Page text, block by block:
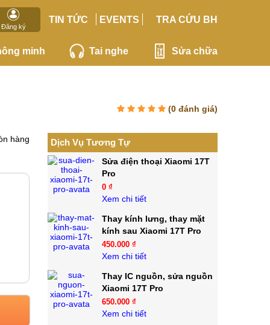
Đăng ký
TIN TỨC EVENTS TRA CỨU BH
minh Tai nghe Sửa chữa
(0 đánh giá)
hàng Dịch Vụ Tương Tự
Sửa điện thoại Xiaomi 17T
Pro
0 ₫
Xem chi tiết
Thay kính lưng, thay mặt
kính sau Xiaomi 17T Pro
450.000 ₫
Xem chi tiết
Thay IC nguồn, sửa nguồn
Xiaomi 17T Pro
650.000 ₫
Xem chi tiết